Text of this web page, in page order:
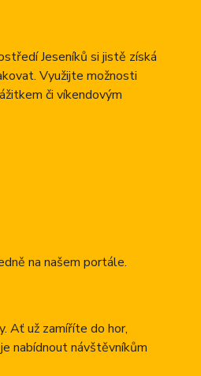
Jeseníků si jistě získá
Využijte možnosti
či víkendovým
na našem portále.
Ať už zamíříte do hor,
nabídnout návštěvníkům